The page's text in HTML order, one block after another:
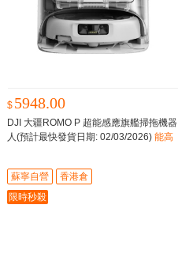
$ 5948.00
DJI 大疆ROMO P 超能感應旗艦掃拖機器
人(預計最快發貨日期: 02/03/2026) 能高
雅靜
蘇寧自營
香港倉
限時秒殺